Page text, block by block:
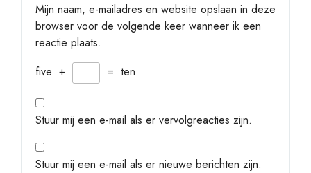
Mijn naam, e-mailadres en website opslaan in deze
browser voor de volgende keer wanneer ik een
reactie plaats.
five + = ten
Stuur mij een e-mail als er vervolgreacties zijn.
Stuur mij een e-mail als er nieuwe berichten zijn.